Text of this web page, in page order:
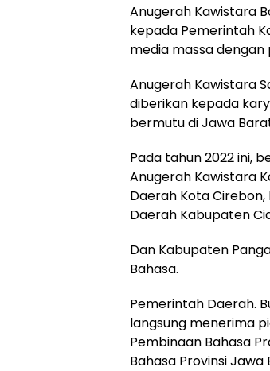
Anugerah Kawistara
kepada Pemerintah
media massa dengan
Anugerah Kawistara
diberikan kepada
bermutu di Jawa
Pada tahun 2022 ini,
Anugerah Kawistara
Daerah Kota
Daerah Kabupaten
Dan Kabupaten
Bahasa.
Pemerintah Daerah.
langsung menerima
Pembinaan Bahasa
Bahasa Provinsi Jawa